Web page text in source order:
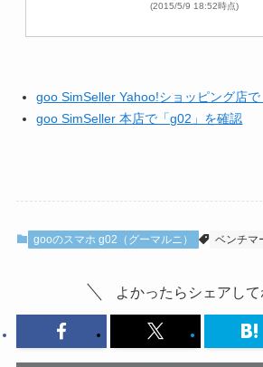
(2015/5/9 18:52時点)
goo SimSeller Yahoo!ショッピング店
goo SimSeller 本店で「g02」を確認
gooのスマホ g02（グーマルニ） ベンチマ
よかったらシェアして